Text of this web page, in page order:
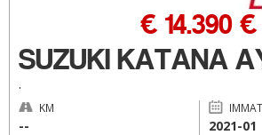
SUZUKI KATANA
.
€ 14.390 €
KM
-- 2021-01